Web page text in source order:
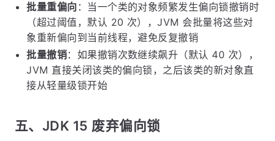
批量重偏向 ：当一个类的对象频繁发生偏向锁撤销时
（超过阈值，默认 20 次），JVM 会批量将这些对
象重新偏向到当前线程，避免反复撤销
批量撤销：如果撤销次数继续飙升（默认 40 次），
JVM 直接关闭该类的偏向锁，之后该类的新对象直
接从轻量级锁开始
五、JDK 15 废弃偏向锁